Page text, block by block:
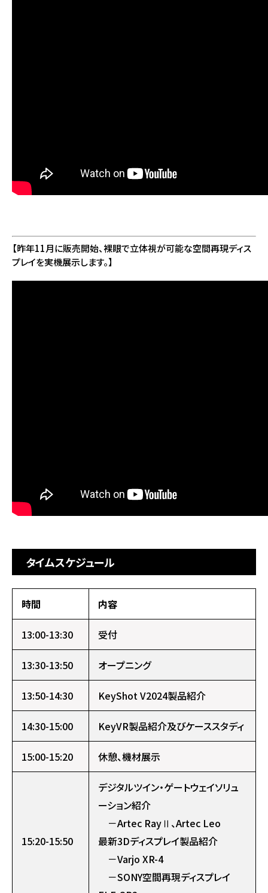
【昨年11月に販売開始、裸眼で立体視が可能な空間再現ディス
プレイを実機展示します。】
タイムスケジュール
時間 内容
13:00-13:30 受付
13:30-13:50 オープニング
13:50-14:30 KeyShot V2024製品紹介
14:30-15:00 KeyVR製品紹介及びケーススタディ
15:00-15:20 休憩、機材展示
15:20-15:50
デジタルツイン・ゲートウェイソリュ
ーション紹介
－Artec RayⅡ、Artec Leo
最新3Dディスプレイ製品紹介
－Varjo XR-4
－SONY空間再現ディスプレイ